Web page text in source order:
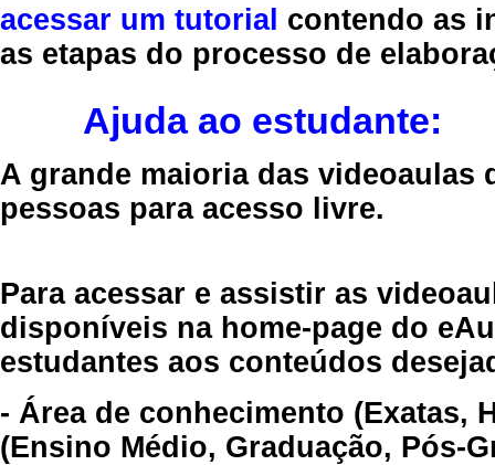
acessar um tutorial contendo as
as etapas do processo de
Ajuda ao estudante:
A grande maioria das videoaulas
pessoas para acesso livre.
Para acessar e assistir as
disponíveis na home-page do
estudantes aos conteúdos
- Área de conhecimento (Exatas,
(Ensino Médio, Graduação, Pós-